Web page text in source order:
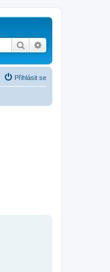
Hledat
Přihlásit se